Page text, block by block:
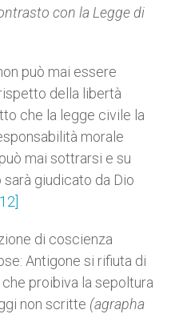
con la Leggedi
può mai essere
della libertà
che la legge civile la
morale
mai sottrarsi e su
giudicato da Dio
[12]
di coscienza
Antigone si rifiuta di
proibiva la sepoltura
non scritte (agrapha